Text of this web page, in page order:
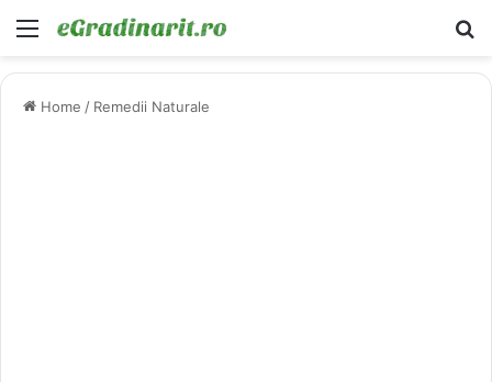
Menu
Home / Remedii Naturale